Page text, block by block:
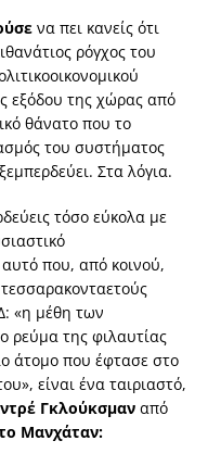
να πει κανείς ότι
ρόγχος του
εξόδου της χώρας από
θάνατο που το
του συστήματος
Στα λόγια.
τόσο εύκολα με
που, από κοινού,
«η μέθη των
ρεύμα της φιλαυτίας
άτομο που έφτασε στο
είναι ένα ταιριαστό,
Γκλούκσμαν από
Μανχάταν: